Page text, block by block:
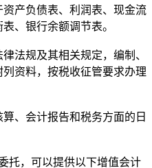
产负债表、利润表、现金流
、银行余额调节表。
规及其相关规定，编制、
资料，按税收征管要求办理
、会计报告和税务方面的日
，可以提供以下增值会计